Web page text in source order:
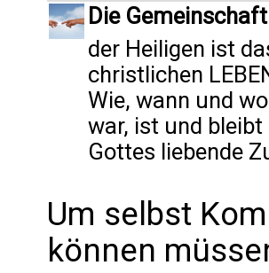
Die Gemeinschaft
der Heiligen ist
christlichen
Wie, wann und
war, ist und
Gottes liebende
Um selbst
können